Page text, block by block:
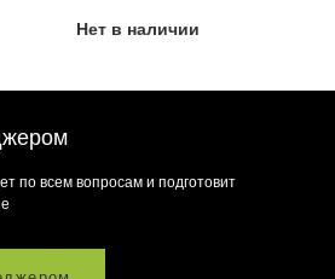
Нет в наличии
по всем вопросам и подготовит